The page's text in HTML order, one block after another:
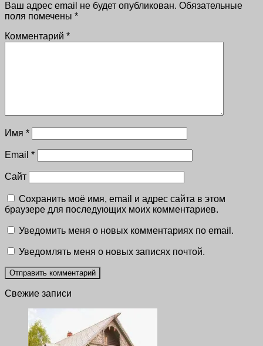
Ваш адрес email не будет опубликован. Обязательные
поля помечены *
Комментарий *
Имя *
Email *
Сайт
Сохранить моё имя, email и адрес сайта в этом
браузере для последующих моих комментариев.
Уведомить меня о новых комментариях по email.
Уведомлять меня о новых записях почтой.
Свежие записи